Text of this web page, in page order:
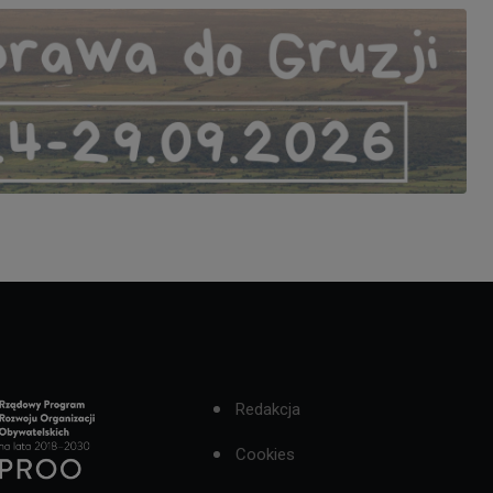
Redakcja
Cookies